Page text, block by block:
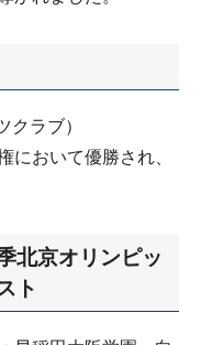
ラブ）
において優勝され、
北京オリンピッ
ト